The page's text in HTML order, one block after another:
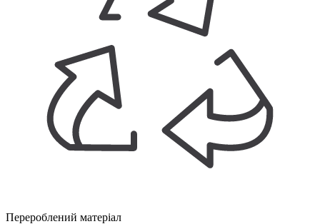
Перероблений матеріал